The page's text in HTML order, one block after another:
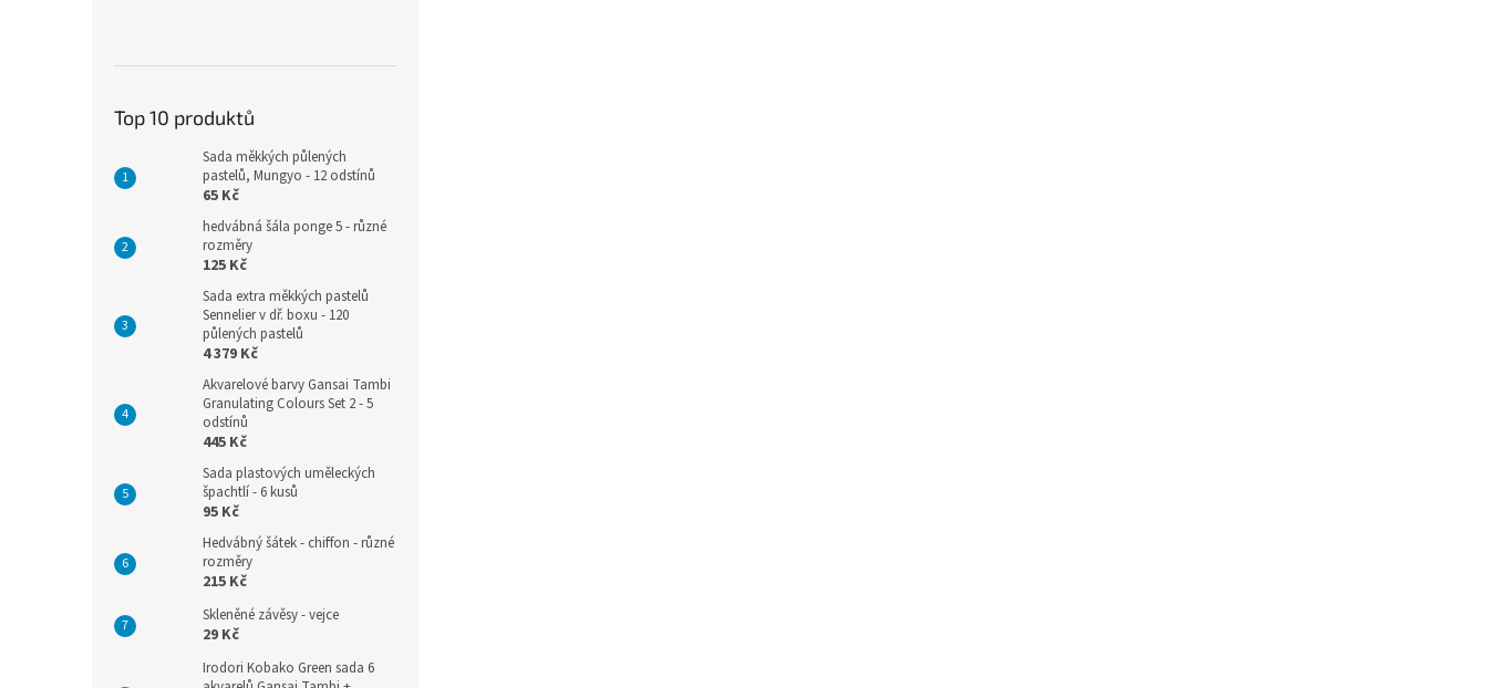
Top 10 produktů
Sada měkkých půlených
pastelů, Mungyo - 12 odstínů
65 Kč
hedvábná šála ponge 5 - různé
rozměry
125 Kč
Sada extra měkkých pastelů
Sennelier v dř. boxu - 120
půlených pastelů
4 379 Kč
Akvarelové barvy Gansai Tambi
Granulating Colours Set 2 - 5
odstínů
445 Kč
Sada plastových uměleckých
špachtlí - 6 kusů
95 Kč
Hedvábný šátek - chiffon - různé
rozměry
215 Kč
Skleněné závěsy - vejce
29 Kč
Irodori Kobako Green sada 6